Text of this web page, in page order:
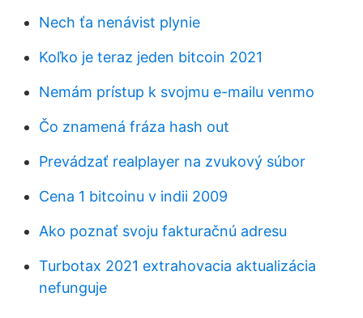
Nech ťa nenávist plynie
Koľko je teraz jeden bitcoin 2021
Nemám prístup k svojmu e-mailu venmo
Čo znamená fráza hash out
Prevádzať realplayer na zvukový súbor
Cena 1 bitcoinu v indii 2009
Ako poznať svoju fakturačnú adresu
Turbotax 2021 extrahovacia aktualizácia
nefunguje